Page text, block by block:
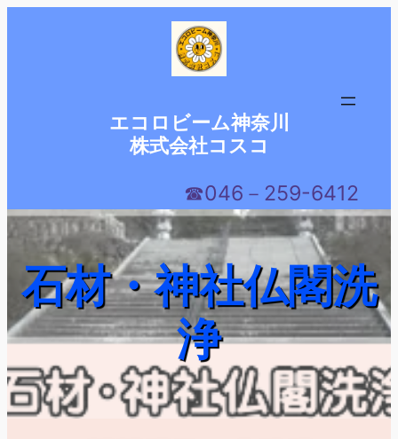
エコロビーム神奈川
株式会社コスコ
☎046－259-6412
石材・神社仏閣洗
浄